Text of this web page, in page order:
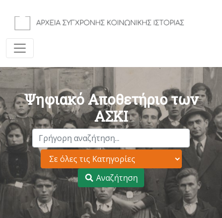
Ψηφιακό Αποθετήριο των
ΑΣΚΙ
Αναζήτηση